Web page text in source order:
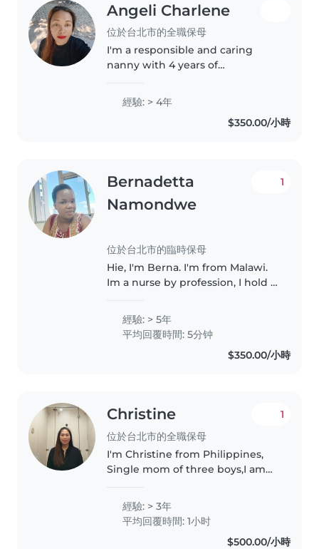
Angeli Charlene
位於台北市的全職保母
I'm a responsible and caring
nanny with 4 years of
children of all ages. As a single
mom of 4, I understand the
importance of patience and
經驗: > 4年
$350.00/小時
Bernadetta
Namondwe
位於台北市的臨時保母
1
Hie, I'm Berna. I'm from Malawi.
Im a nurse by profession, I hold a
Iam mother, I have 2 children.
Throughout my carrier I have
worked with children..
經驗: > 5年
平均回覆時間: 5分钟
$350.00/小時
Christine
位於台北市的全職保母
1
I'm Christine from Philippines,
Single mom of three boys,I am
and fast learner.i been in
Singapore long time ago as a
Nanny and House keeper!
經驗: > 3年
平均回覆時間: 1小时
$500.00/小時